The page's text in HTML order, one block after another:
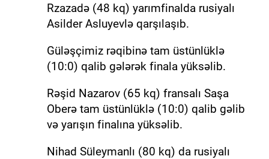
Rzazadə (48 kq) yarımfinalda rusiyalı
Asilder Asluyevlə qarşılaşıb.
Güləşçimiz rəqibinə tam üstünlüklə
(10:0) qalib gələrək finala yüksəlib.
Rəşid Nazarov (65 kq) fransalı Saşa
Oberə tam üstünlüklə (10:0) qalib gəlib
və yarışın finalına yüksəlib.
Nihad Süleymanlı (80 kq) da rusiyalı